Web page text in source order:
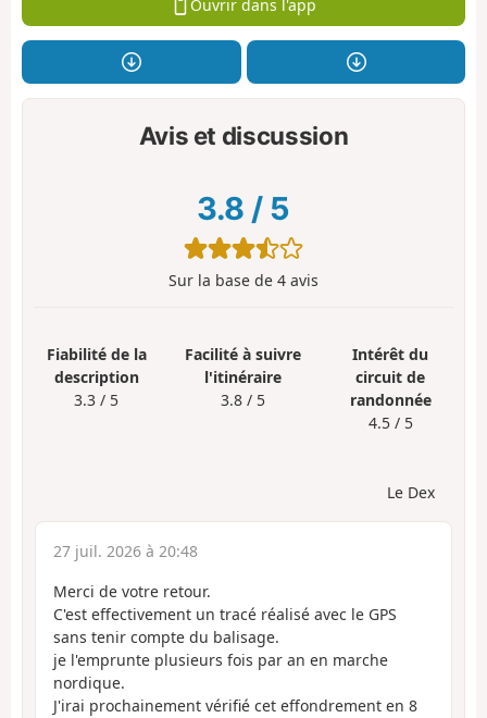
Ouvrir dans l'app
Avis et discussion
3.8 / 5
Sur la base de 4 avis
Fiabilité de la
description
3.3 / 5
Facilité à suivre
l'itinéraire
3.8 / 5
Intérêt du
circuit de
randonnée
4.5 / 5
Le Dex
27 juil. 2026 à 20:48
Merci de votre retour.
C'est effectivement un tracé réalisé avec le GPS
sans tenir compte du balisage.
je l'emprunte plusieurs fois par an en marche
nordique.
J'irai prochainement vérifié cet effondrement en 8